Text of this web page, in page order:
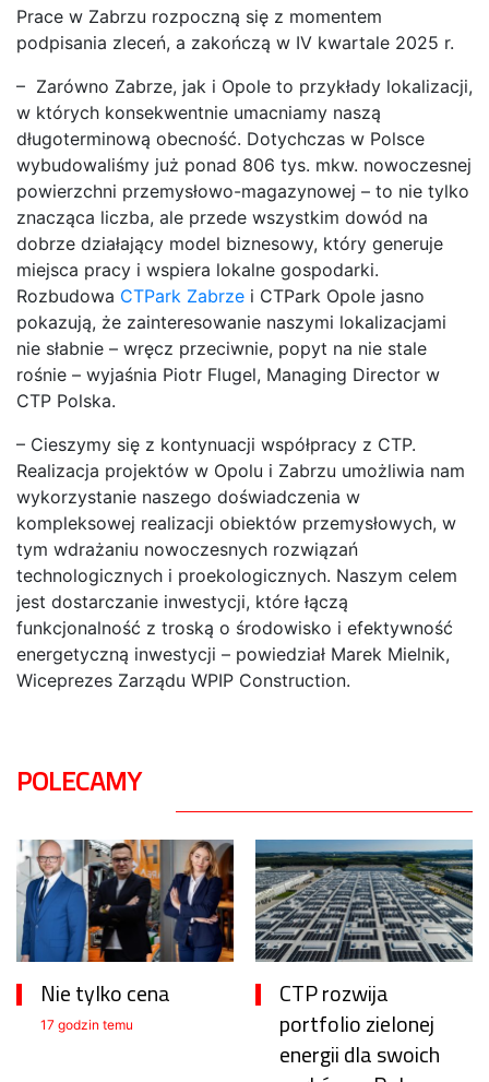
Prace w Zabrzu rozpoczną się z momentem
podpisania zleceń, a zakończą w IV kwartale 2025 r.
– Zarówno Zabrze, jak i Opole to przykłady lokalizacji,
w których konsekwentnie umacniamy naszą
długoterminową obecność. Dotychczas w Polsce
wybudowaliśmy już ponad 806 tys. mkw. nowoczesnej
powierzchni przemysłowo-magazynowej – to nie tylko
znacząca liczba, ale przede wszystkim dowód na
dobrze działający model biznesowy, który generuje
miejsca pracy i wspiera lokalne gospodarki.
Rozbudowa CTPark Zabrze i CTPark Opole jasno
pokazują, że zainteresowanie naszymi lokalizacjami
nie słabnie – wręcz przeciwnie, popyt na nie stale
rośnie – wyjaśnia Piotr Flugel, Managing Director w
CTP Polska.
– Cieszymy się z kontynuacji współpracy z CTP.
Realizacja projektów w Opolu i Zabrzu umożliwia nam
wykorzystanie naszego doświadczenia w
kompleksowej realizacji obiektów przemysłowych, w
tym wdrażaniu nowoczesnych rozwiązań
technologicznych i proekologicznych. Naszym celem
jest dostarczanie inwestycji, które łączą
funkcjonalność z troską o środowisko i efektywność
energetyczną inwestycji – powiedział Marek Mielnik,
Wiceprezes Zarządu WPIP Construction.
POLECAMY
Nie tylko cena
17 godzin temu
CTP rozwija
portfolio zielonej
energii dla swoich